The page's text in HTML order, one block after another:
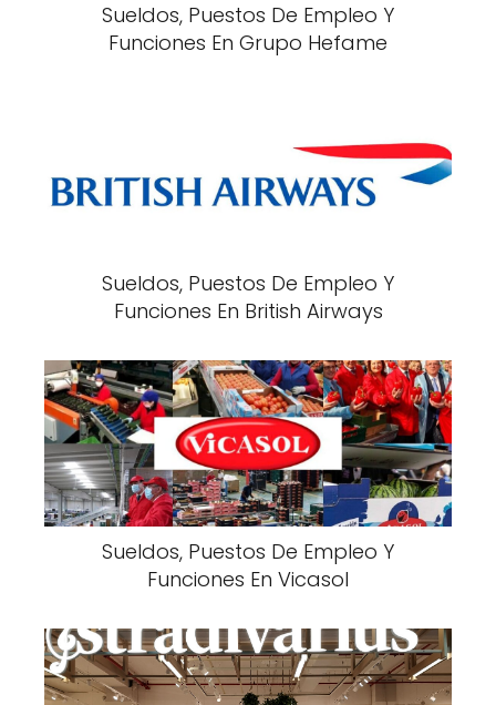
Sueldos, Puestos De Empleo Y
Funciones En Grupo Hefame
Sueldos, Puestos De Empleo Y
Funciones En British Airways
Sueldos, Puestos De Empleo Y
Funciones En Vicasol